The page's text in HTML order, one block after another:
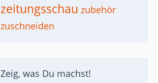
zeitungsschau zubehör
zuschneiden
Zeig, was Du machst!